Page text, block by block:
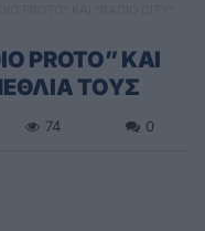
PROTO” KAI
ΤΟΥΣ
74 0